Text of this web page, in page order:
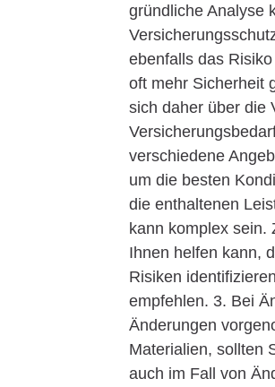
gründliche Analyse
ebenfalls das
oft mehr Sicherheit
sich daher über die
verschiedene
um die besten
die enthaltenen
kann komplex sein.
Ihnen helfen kann,
Risiken
empfehlen. 3. Bei
Änderungen
Materialien, sollten
auch im Fall von